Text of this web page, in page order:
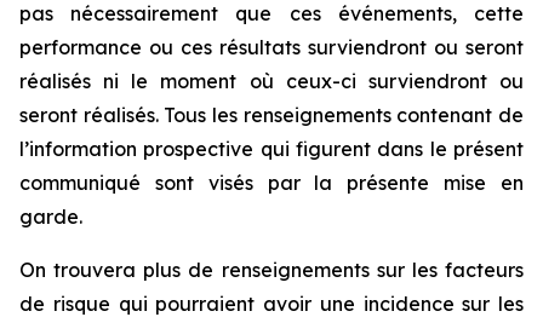
pas nécessairement que ces événements, cette
performance ou ces résultats surviendront ou seront
réalisés ni le moment où ceux-ci surviendront ou
seront réalisés. Tous les renseignements contenant de
l’information prospective qui figurent dans le présent
communiqué sont visés par la présente mise en
garde.
On trouvera plus de renseignements sur les facteurs
de risque qui pourraient avoir une incidence sur les